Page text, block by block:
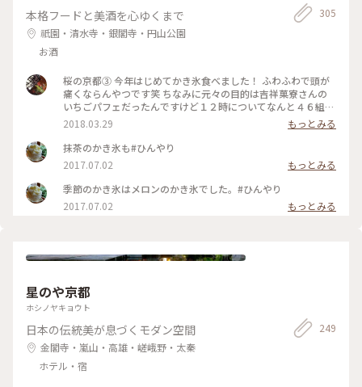
本格フードと美酒を心ゆくまで
祇園・清水寺・銀閣寺・円山公園
お酒
305
桜の京都③ 今年はじめてかき氷食べました！ ふわふわで頭が
痛くならんやつです笑 ちなみに元々の目的は吉祥菓寮さんの
いちごパフェだったんですけど１２時についてなんと４６組待
ち( ；∀；) 入れた頃にはいちごパフェ売り切れでした…
2018.03.29
もっとみる
抹茶のかき氷も#ひんやり
2017.07.02
もっとみる
季節のかき氷はメロンのかき氷でした。#ひんやり
2017.07.02
もっとみる
星のや京都
ホシノヤキョウト
日本の伝統美が息づくモダン空間
金閣寺・嵐山・高雄・嵯峨野・太秦
ホテル・宿
249